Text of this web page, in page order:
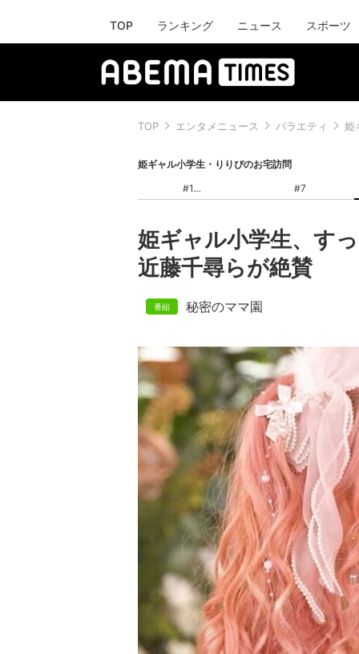
TOP ランキング ニュース スポーツ
TOP エンタメニュース バラエティ 姫
姫ギャル小学生・りりぴのお宅訪問
#1
#7
姫ギャル小学生、す
近藤千尋らが絶賛
秘密のママ園